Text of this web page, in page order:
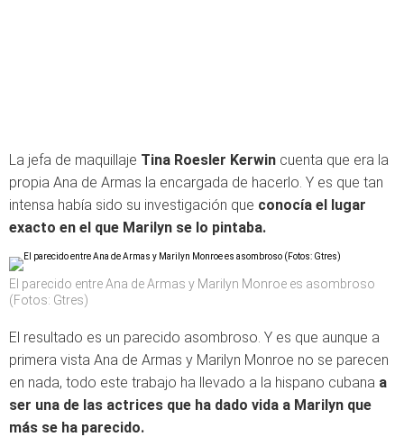
La jefa de maquillaje Tina Roesler Kerwin cuenta que era la
propia Ana de Armas la encargada de hacerlo. Y es que tan
intensa había sido su investigación que conocía el lugar
exacto en el que Marilyn se lo pintaba.
El parecido entre Ana de Armas y Marilyn Monroe es asombroso
(Fotos: Gtres)
El resultado es un parecido asombroso. Y es que aunque a
primera vista Ana de Armas y Marilyn Monroe no se parecen
en nada, todo este trabajo ha llevado a la hispano cubana a
ser una de las actrices que ha dado vida a Marilyn que
más se ha parecido.